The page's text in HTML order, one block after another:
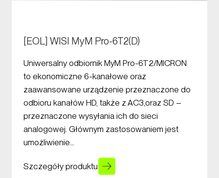
[EOL] WISI MyM Pro-6T2(D)
Uniwersalny odbiornik MyM Pro-6T2/MICRON
to ekonomiczne 6-kanałowe oraz
zaawansowane urządzenie przeznaczone do
odbioru kanałów HD, także z AC3,oraz SD –
przeznaczone wysyłania ich do sieci
analogowej. Głównym zastosowaniem jest
umożliwienie…
Szczegóły produktu